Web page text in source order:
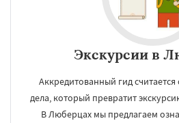
Павловский Посад
Протвино
Сергиев Посад
Солнечногорск Купавна Ступино
Черноголовка Чехов Шатура
Электрогорск Электросталь
Электроугли Яхрома Андреево
Экскурсии в
Аккредитованный гид считается
дела, который превратит
В Люберцах мы предлагаем